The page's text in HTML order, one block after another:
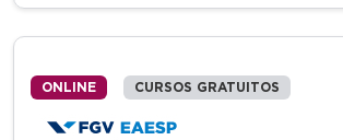
ONLINE CURSOS GRATUITOS